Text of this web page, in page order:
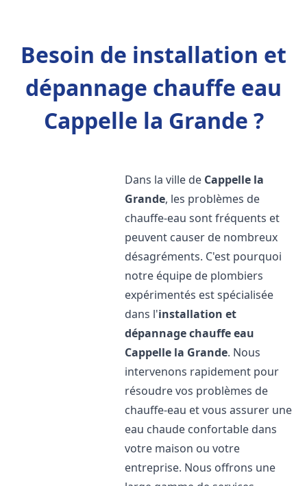
Besoin de installation et
dépannage chauffe eau
Cappelle la Grande ?
Dans la ville de Cappelle la
Grande, les problèmes de
chauffe-eau sont fréquents et
peuvent causer de nombreux
désagréments. C'est pourquoi
notre équipe de plombiers
expérimentés est spécialisée
dans l'installation et
dépannage chauffe eau
Cappelle la Grande. Nous
intervenons rapidement pour
résoudre vos problèmes de
chauffe-eau et vous assurer une
eau chaude confortable dans
votre maison ou votre
entreprise. Nous offrons une